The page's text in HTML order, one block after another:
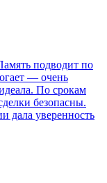
подводит по
— очень
По срокам
безопасны.
дала уверенность